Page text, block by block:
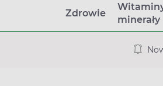
Zdrowie
minerały